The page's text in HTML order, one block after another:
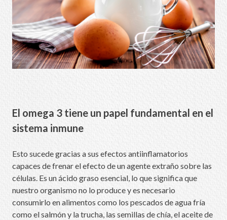
El omega 3 tiene un papel fundamental en el
sistema inmune
Esto sucede gracias a sus efectos antiinflamatorios
capaces de frenar el efecto de un agente extraño sobre las
células. Es un ácido graso esencial, lo que significa que
nuestro organismo no lo produce y es necesario
consumirlo en alimentos como los pescados de agua fría
como el salmón y la trucha, las semillas de chía, el aceite de